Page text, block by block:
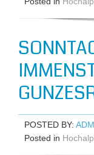
POSTED BY:
Posted in